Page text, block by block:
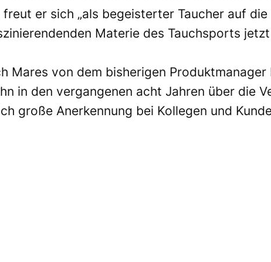
er sich „als begeisterter Taucher auf
Materie des Tauchsports
Mares von dem bisherigen
in den vergangenen acht Jahren über die
große Anerkennung bei Kollegen und